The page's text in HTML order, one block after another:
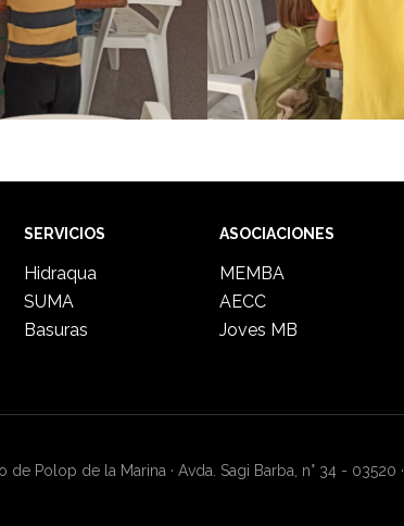
SERVICIOS
Hidraqua
SUMA
Basuras
ASOCIACIONES
MEMBA
AECC
Joves MB
Polop de la Marina · Avda. Sagi Barba, n° 34 - 03520 ·